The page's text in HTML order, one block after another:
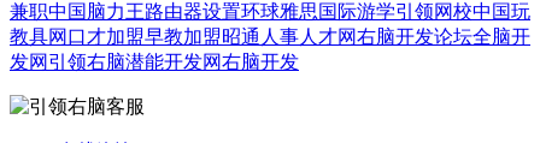
兼职中国脑力王路由器设置环球雅思国际游学引领网校中国玩
教具网 口才加盟早教加盟昭通人事人才网右脑开发论坛全脑开
发网 引领右脑潜能开发网右脑开发